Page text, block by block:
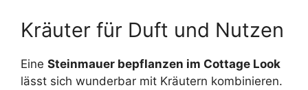
Kräuter für Duft und Nutzen
Eine Steinmauer bepflanzen im Cottage Look
lässt sich wunderbar mit Kräutern kombinieren.